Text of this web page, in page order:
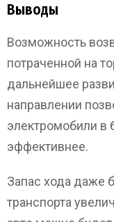
Выводы
Возможность
потраченной на
дальнейшее
направлении
электромобили в
эффективнее.
Запас хода даже
транспорта